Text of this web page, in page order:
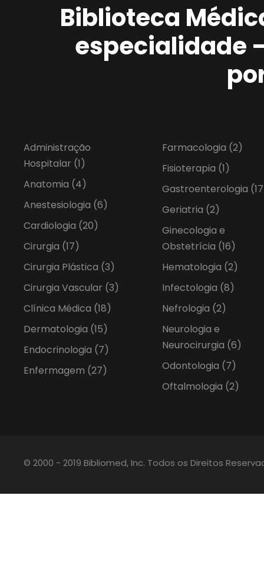
Biblioteca
especialidade
Administração
Hospitalar (1)
Anatomia (4)
Anestesiologia (6)
Cardiologia (20)
Cirurgia (17)
Cirurgia Plástica (3)
Cirurgia Vascular (3)
Clínica Médica (18)
Dermatologia (15)
Endocrinologia (7)
Enfermagem (27)
Farmacologia (2)
Fisioterapia (1)
Gastroenterologia
Geriatria (2)
Ginecologia e
Obstetrícia (16)
Hematologia (2)
Infectologia (8)
Nefrologia (2)
Neurologia e
Neurocirurgia (6)
Odontologia (7)
Oftalmologia (2)
© 2000 - 2019 Bibliomed, Inc. Todos os Direitos